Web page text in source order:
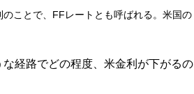
ことで、FFレートとも呼ばれる。米国の
経路でどの程度、米金利が下がるの